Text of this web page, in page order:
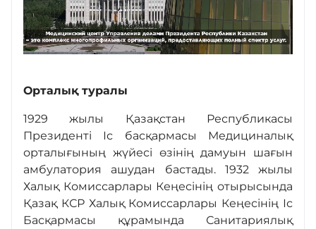
Мемлекеттік сатып алу
Байланыс
Адалдық алаңы
Бірыңғай сөздік
Орталық туралы
1929 жылы Қазақстан Республикасы
Президенті Іс басқармасы Медициналық
орталығының жүйесі өзінің дамуын шағын
амбулатория ашудан бастады. 1932 жылы
Халық Комиссарлары Кеңесінің отырысында
Қазақ КСР Халық Комиссарлары Кеңесінің Іс
Басқармасы құрамында Санитариялық